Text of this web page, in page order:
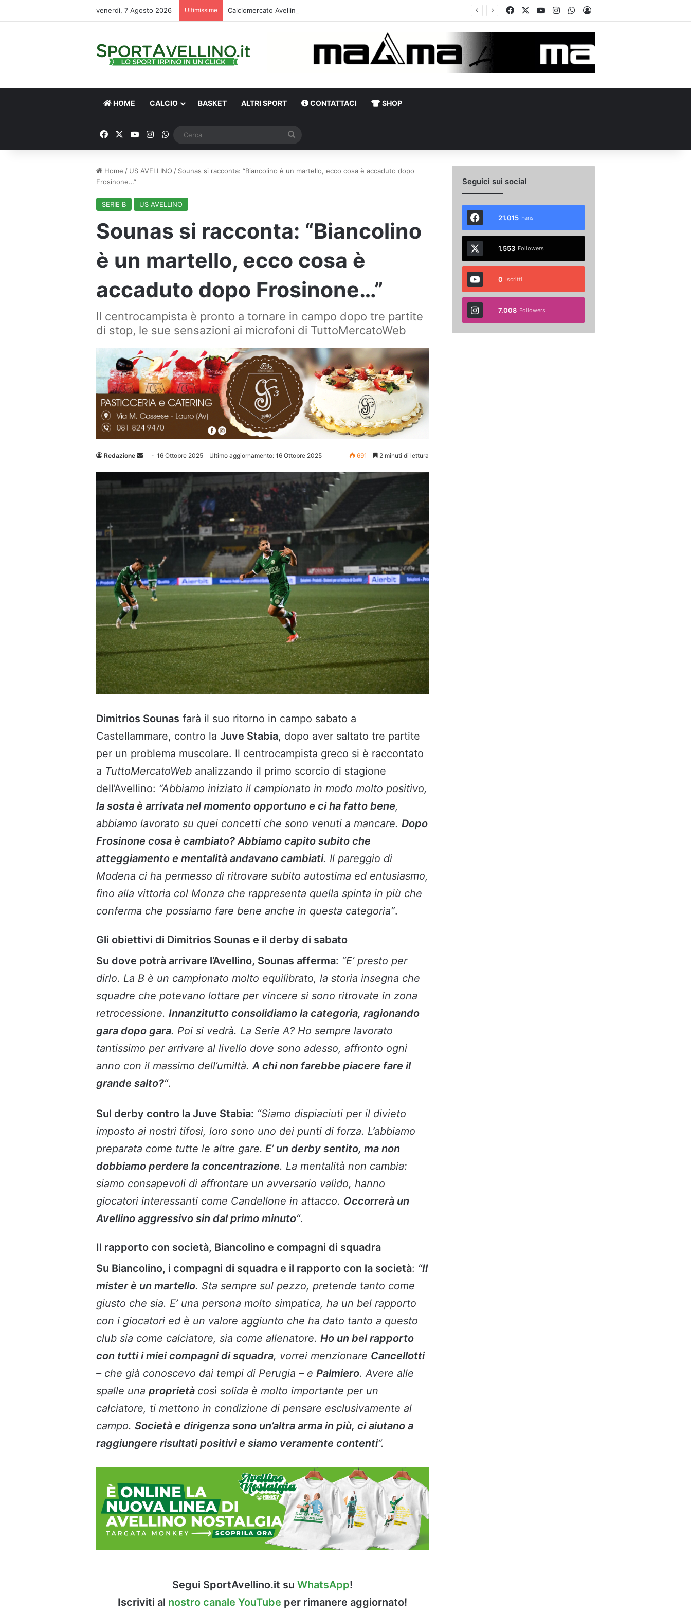
venerdì, 7 Agosto 2026 Ultimissime FacebookYou TubeInstagramWhatsApp
Accedi
HOME CALCIO BASKET ALTRI SPORT CONTATTACI SHOP
FacebookYou TubeInstagram
WhatsApp
Home / US AVELLINO / Sounas si racconta: “Biancolino è un martello, ecco cosa è accaduto dopo
Frosinone…”
SERIE B US AVELLINO
Sounas si racconta: “Biancolino
è un martello, ecco cosa è
accaduto dopo Frosinone…”
Il centrocampista è pronto a tornare in campo dopo tre partite
di stop, le sue sensazioni ai microfoni di TuttoMercatoWeb
Redazione
Invia 16 Ottobre 2025 Ultimo aggiornamento: 16 Ottobre 2025 691 2 minuti di lettura
Dimitrios Sounas farà il suo ritorno in campo sabato a
Castellammare, contro la Juve Stabia, dopo aver saltato tre partite
per un problema muscolare. Il centrocampista greco si è raccontato
a TuttoMercatoWeb analizzando il primo scorcio di stagione
dell’Avellino: “Abbiamo iniziato il campionato in modo molto positivo,
la sosta è arrivata nel momento opportuno e ci ha fatto bene,
abbiamo lavorato su quei concetti che sono venuti a mancare. Dopo
Frosinone cosa è cambiato? Abbiamo capito subito che
atteggiamento e mentalità andavano cambiati. Il pareggio di
Modena ci ha permesso di ritrovare subito autostima ed entusiasmo,
fino alla vittoria col Monza che rappresenta quella spinta in più che
conferma che possiamo fare bene anche in questa categoria”.
Gli obiettivi di Dimitrios Sounas e il derby di sabato
Su dove potrà arrivare l’Avellino, Sounas afferma: “E’ presto per
dirlo. La B è un campionato molto equilibrato, la storia insegna che
squadre che potevano lottare per vincere si sono ritrovate in zona
retrocessione. Innanzitutto consolidiamo la categoria, ragionando
gara dopo gara. Poi si vedrà. La Serie A? Ho sempre lavorato
tantissimo per arrivare al livello dove sono adesso, affronto ogni
anno con il massimo dell’umiltà. A chi non farebbe piacere fare il
grande salto?“.
Sul derby contro la Juve Stabia: “Siamo dispiaciuti per il divieto
imposto ai nostri tifosi, loro sono uno dei punti di forza. L’abbiamo
preparata come tutte le altre gare. E’ un derby sentito, ma non
dobbiamo perdere la concentrazione. La mentalità non cambia:
siamo consapevoli di affrontare un avversario valido, hanno
giocatori interessanti come Candellone in attacco. Occorrerà un
Avellino aggressivo sin dal primo minuto“.
Il rapporto con società, Biancolino e compagni di squadra
Su Biancolino, i compagni di squadra e il rapporto con la società: “Il
mister è un martello. Sta sempre sul pezzo, pretende tanto come
giusto che sia. E’ una persona molto simpatica, ha un bel rapporto
con i giocatori ed è un valore aggiunto che ha dato tanto a questo
club sia come calciatore, sia come allenatore. Ho un bel rapporto
con tutti i miei compagni di squadra, vorrei menzionare Cancellotti
– che già conoscevo dai tempi di Perugia – e Palmiero. Avere alle
spalle una proprietà così solida è molto importante per un
calciatore, ti mettono in condizione di pensare esclusivamente al
campo. Società e dirigenza sono un’altra arma in più, ci aiutano a
raggiungere risultati positivi e siamo veramente contenti“.
Segui SportAvellino.it su WhatsApp!
Iscriviti al nostro canale YouTube per rimanere aggiornato!
Seguici sui social
21.015 Fans
1.553 Followers
0 Iscritti
7.008 Followers